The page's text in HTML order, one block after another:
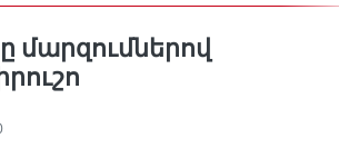
մարզումներով